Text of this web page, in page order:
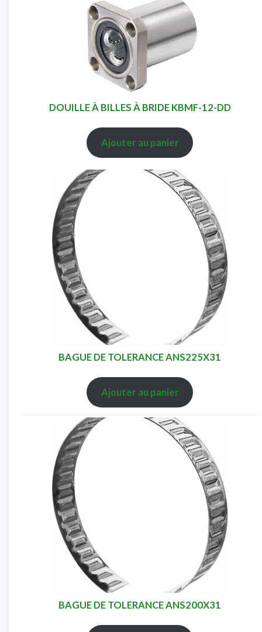
DOUILLE À BILLES À BRIDE KBMF-12-DD
Ajouter au panier
BAGUE DE TOLERANCE ANS225X31
Ajouter au panier
BAGUE DE TOLERANCE ANS200X31